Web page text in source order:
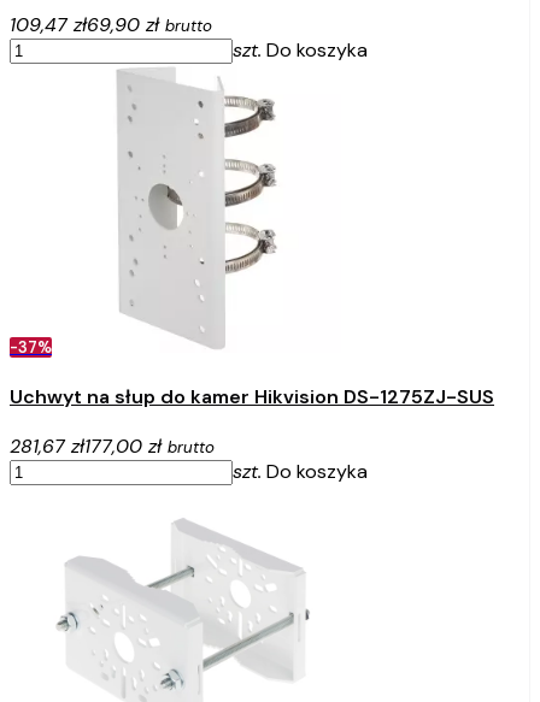
109,47 zł69,90 zł brutto
szt. Do koszyka
-37%
Uchwyt na słup do kamer Hikvision DS-1275ZJ-SUS
281,67 zł177,00 zł brutto
szt. Do koszyka